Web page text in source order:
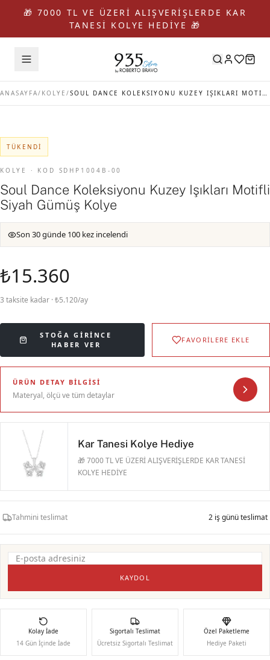
🎁 7000 TL VE ÜZERİ ALIŞVERİŞLERDE KAR
TANESİ KOLYE HEDİYE 🎁
ANASAYFA/ KOLYE / SOUL DANCE KOLEKSIYONU KUZEY IŞIKLARI MOTIFLI SIYAH GÜMÜŞ KOLYE
TÜKENDI
KOLYE · KOD SDHP1004B-00
Soul Dance Koleksiyonu Kuzey Işıkları Motifli
Siyah Gümüş Kolye
Son 30 günde 100 kez incelendi
₺15.360
3 taksite kadar · ₺5.120/ay
STOĞA GIRINCE
HABER VER
FAVORİLERE EKLE
ÜRÜN DETAY BILGISI
Materyal, ölçü ve tüm detaylar
Kar Tanesi Kolye Hediye
🎁 7000 TL VE ÜZERİ ALIŞVERİŞLERDE KAR TANESİ
KOLYE HEDİYE
Tahmini teslimat 2 iş günü teslimat
KAYDOL
Kolay İade
14 Gün İçinde İade
Sigortalı Teslimat
Ücretsiz Sigortalı Teslimat
Özel Paketleme
Hediye Paketi